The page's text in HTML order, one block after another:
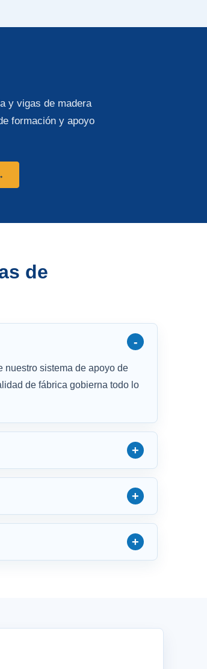
y vigas de madera
formación y apoyo
de
nuestro sistema de apoyo de
de fábrica gobierna todo lo